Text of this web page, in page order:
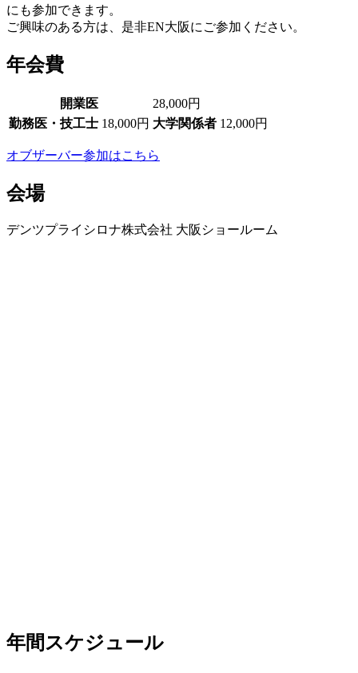
にも参加できます。
ご興味のある方は、是非EN大阪にご参加ください。
年会費
開業医
28,000円
勤務医・技工士 18,000円 大学関係者 12,000円
オブザーバー参加はこちら
会場
デンツプライシロナ株式会社 大阪ショールーム
年間スケジュール